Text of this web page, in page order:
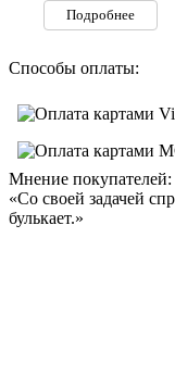
Подробнее
Способы оплаты:
Мнение покупателей:
«Со своей задачей
булькает.»